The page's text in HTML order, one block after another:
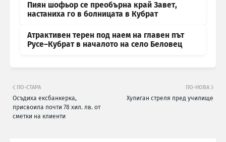
Пиян шофьор се преобърна край Завет,
настаниха го в болницата в Кубрат
Атрактивен терен под наем на главен път
Русе–Кубрат в началото на село Беловец
ПО-НОВА
Хулиган стреля пред училище
ПО-СТАРА
Осъдиха ексбанкерка,
присвоила почти 78 хил. лв. от
сметки на клиенти